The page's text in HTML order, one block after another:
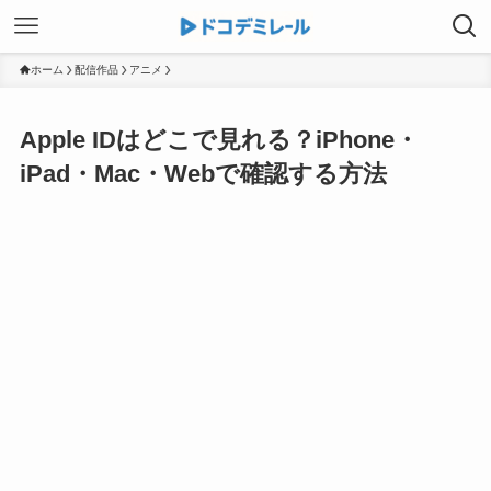
ホーム 配信作品 アニメ
Apple IDはどこで見れる？iPhone・
iPad・Mac・Webで確認する方法